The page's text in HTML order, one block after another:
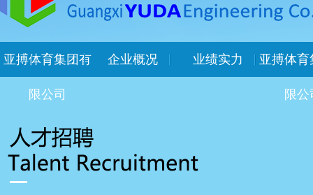
亚搏体育集团有
限公司
企业概况 业绩实力 亚搏体育
限公